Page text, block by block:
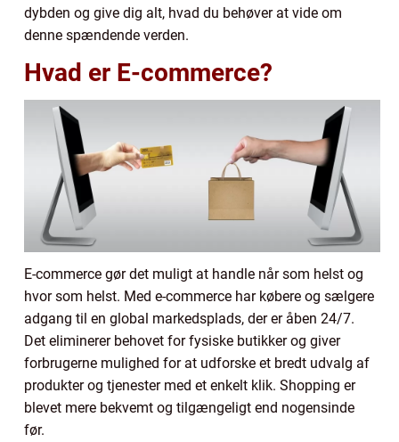
dybden og give dig alt, hvad du behøver at vide om
denne spændende verden.
Hvad er E-commerce?
E-commerce gør det muligt at handle når som helst og
hvor som helst. Med e-commerce har købere og sælgere
adgang til en global markedsplads, der er åben 24/7.
Det eliminerer behovet for fysiske butikker og giver
forbrugerne mulighed for at udforske et bredt udvalg af
produkter og tjenester med et enkelt klik. Shopping er
blevet mere bekvemt og tilgængeligt end nogensinde
før.